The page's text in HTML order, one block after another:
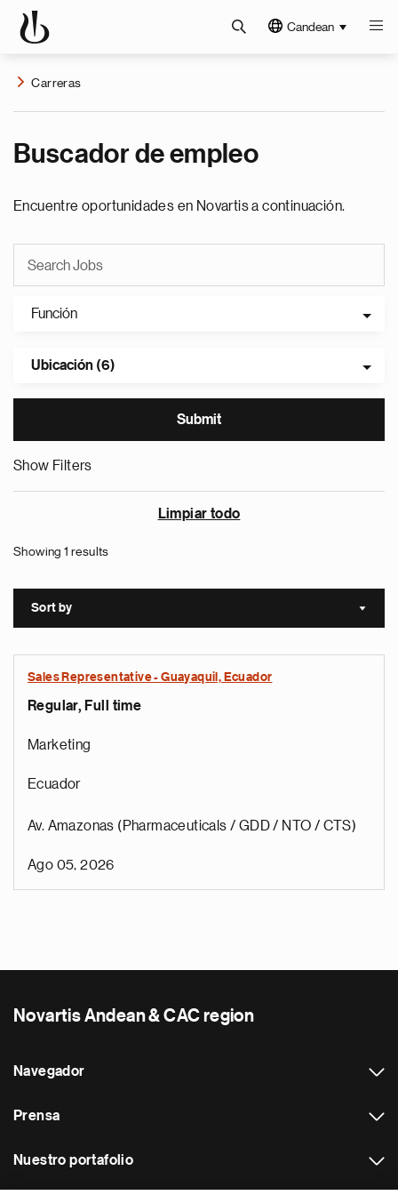
Candean
Carreras
Buscador de empleo
Encuentre oportunidades en Novartis a continuación.
Función
Ubicación (6)
Show Filters
Limpiar todo
Showing 1 results
Sort by Sort
Sales Representative - Guayaquil, Ecuador
Regular, Full time
Marketing
Ecuador
Av. Amazonas (Pharmaceuticals / GDD / NTO / CTS)
Ago 05, 2026
Novartis Andean & CAC region
Navegador
Prensa
Nuestro portafolio